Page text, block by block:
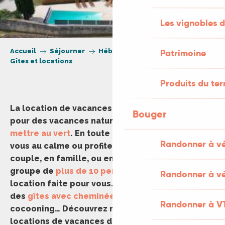
Les vignobles
Patrimoine
Produits du
Bouger
Randonner à
Randonner à
Randonner à
Accueil Séjourner
Hébergement
Gîtes et locations
La location de vacances est une formule idéale
pour des vacances nature dans le Lot et
mettre au vert. En toute liberté, ressourcez-
vous au calme ou profitez de la
piscine! En
couple, en famille, ou entre amis, et même en
groupe de plus de 10 personnes
… Découvrez la
location faite pour vous. En hors saison, profitez
des gîtes avec cheminée
cocooning… Découvrez notre sélection de
locations de vacances dans les lieux